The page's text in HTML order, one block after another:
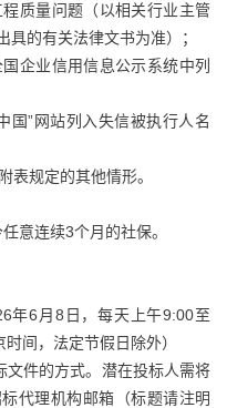
程质量问题（以相关行业主管
的有关法律文书为准）；
企业信用信息公示系统中列
国”网站列入失信被执行人名
表规定的其他情形。
意连续3个月的社保。
年6月8日，每天上午9:00至
间，法定节假日除外）
件的方式。潜在投标人需将
代理机构邮箱（标题请注明